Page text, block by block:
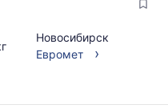
Новосибирск
Евромет
›